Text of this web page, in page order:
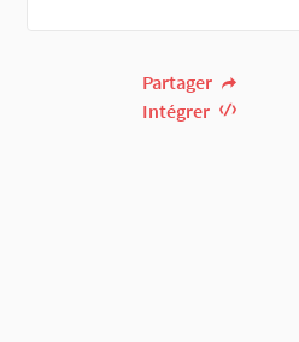
Partager
Intégrer